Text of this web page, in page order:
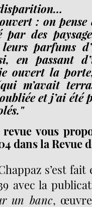
: on pense
par des
parfums
en passant
ouvert la
m’avait
et j’ai
vous
dans la Revue
s’est
avec la
un banc,